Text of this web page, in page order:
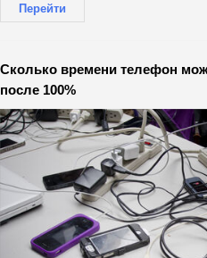
Перейти
Сколько времени телефон
после 100%